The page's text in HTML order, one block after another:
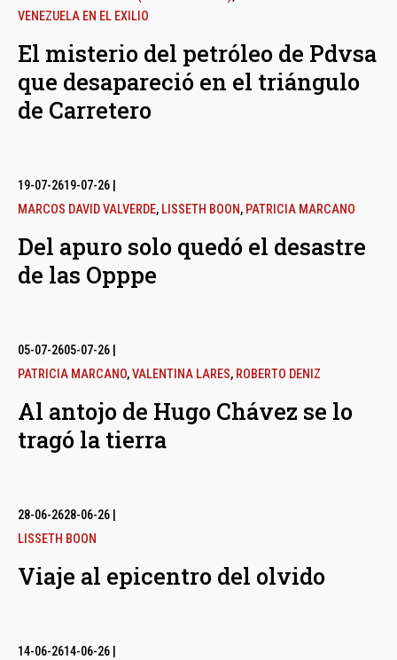
VENEZUELA EN EL EXILIO
El misterio del petróleo de Pdvsa
que desapareció en el triángulo
de Carretero
19-07-2619-07-26
MARCOS DAVID VALVERDE, LISSETH BOON, PATRICIA MARCANO
Del apuro solo quedó el desastre
de las Opppe
05-07-2605-07-26
PATRICIA MARCANO,VALENTINA LARES, ROBERTO DENIZ
Al antojo de Hugo Chávez se lo
tragó la tierra
28-06-2628-06-26
LISSETH BOON
Viaje al epicentro del olvido
14-06-2614-06-26